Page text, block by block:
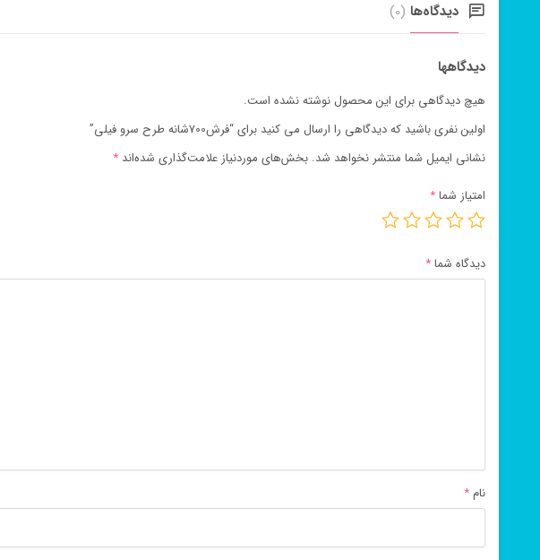
دیدگاه‌ها (0)
دیدگاهها
هیچ دیدگاهی برای این محصول نوشته نشده است.
اولین نفری باشید که دیدگاهی را ارسال می کنید برای “فرش700شانه طرح سرو فیلی”
نشانی ایمیل شما منتشر نخواهد شد. بخش‌های موردنیاز علامت‌گذاری شده‌اند*
امتیاز شما*
دیدگاه شما*
نام*